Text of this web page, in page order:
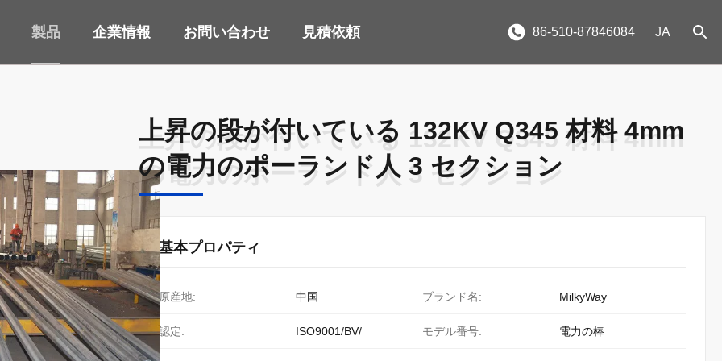
製品 企業情報 お問い合わせ 見積依頼 86-510-87846084 JA
上昇の段が付いている 132KV Q345 材料 4mm
の電力のポーランド人 3 セクション
上昇の段が付いている 132KV Q345 材料 4mm
の電力のポーランド人 3 セクション
基本プロパティ
原産地: 中国 ブランド名: MilkyWay
認定: ISO9001/BV/ モデル番号: 電力の棒